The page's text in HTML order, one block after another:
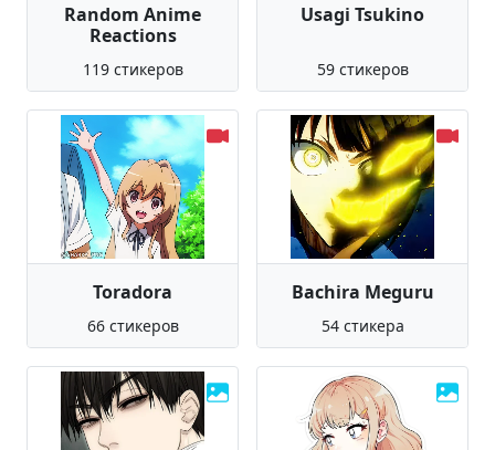
Random Anime
Reactions
119 стикеров
Usagi Tsukino
59 стикеров
Toradora
66 стикеров
Bachira Meguru
54 стикера